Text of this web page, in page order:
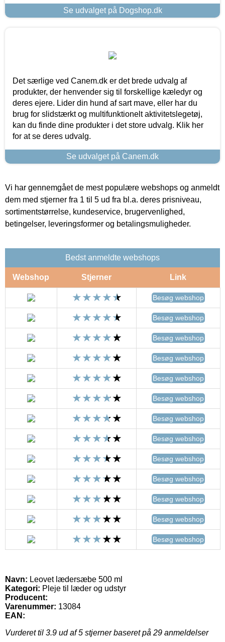
Se udvalget på Dogshop.dk
Det særlige ved Canem.dk er det brede udvalg af
produkter, der henvender sig til forskellige kæledyr og
deres ejere. Lider din hund af sart mave, eller har du
brug for slidstærkt og multifunktionelt aktivitetslegetøj,
kan du finde dine produkter i det store udvalg. Klik her
for at se deres udvalg.
Se udvalget på Canem.dk
Vi har gennemgået de mest populære webshops og anmeldt
dem med stjerner fra 1 til 5 ud fra bl.a. deres prisniveau,
sortimentstørrelse, kundeservice, brugervenlighed,
betingelser, leveringsformer og betalingsmuligheder.
Bedst anmeldte webshops
Webshop Stjerner Link
Besøg webshop
Besøg webshop
Besøg webshop
Besøg webshop
Besøg webshop
Besøg webshop
Besøg webshop
Besøg webshop
Besøg webshop
Besøg webshop
Besøg webshop
Besøg webshop
Besøg webshop
Navn: Leovet lædersæbe 500 ml
Kategori: Pleje til læder og udstyr
Producent:
Varenummer: 13084
EAN:
Vurderet til 3.9 ud af 5 stjerner baseret på 29 anmeldelser